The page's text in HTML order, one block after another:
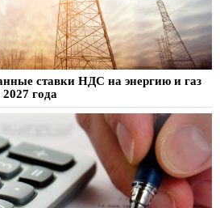
ставки НДС на энергию и газ
года